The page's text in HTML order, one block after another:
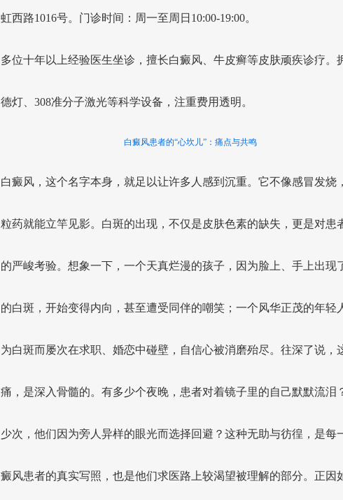
虹西路1016号。门诊时间：周一至周日10:00-19:00。
多位十年以上经验医生坐诊，擅长白癜风、牛皮癣等皮肤顽疾诊疗。
德灯、308准分子激光等科学设备，注重费用透明。
白癜风患者的“心坎儿”：痛点与共鸣
白癜风，这个名字本身，就足以让许多人感到沉重。它不像感冒发烧
粒药就能立竿见影。白斑的出现，不仅是皮肤色素的缺失，更是对患
的严峻考验。想象一下，一个天真烂漫的孩子，因为脸上、手上出现
的白斑，开始变得内向，甚至遭受同伴的嘲笑；一个风华正茂的年轻
为白斑而屡次在求职、婚恋中碰壁，自信心被消磨殆尽。往深了说，
痛，是深入骨髓的。有多少个夜晚，患者对着镜子里的自己默默流泪
少次，他们因为旁人异样的眼光而选择回避？这种无助与彷徨，是每
癜风患者的真实写照，也是他们求医路上较渴望被理解的部分。正因